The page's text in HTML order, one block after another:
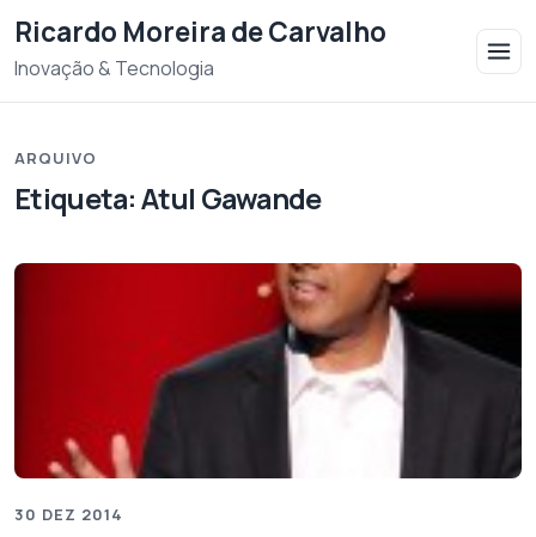
Ricardo Moreira de Carvalho
Inovação & Tecnologia
ARQUIVO
Etiqueta:Atul Gawande
30 DEZ 2014